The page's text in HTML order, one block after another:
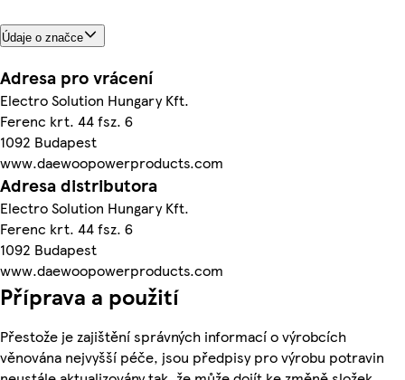
Údaje o značce
Adresa pro vrácení
Electro Solution Hungary Kft.
Ferenc krt. 44 fsz. 6
1092 Budapest
www.daewoopowerproducts.com
Adresa distributora
Electro Solution Hungary Kft.
Ferenc krt. 44 fsz. 6
1092 Budapest
www.daewoopowerproducts.com
Příprava a použití
Přestože je zajištění správných informací o výrobcích
věnována nejvyšší péče, jsou předpisy pro výrobu potravin